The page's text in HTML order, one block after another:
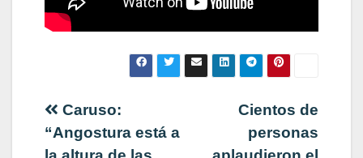
Navegación
Cientos de
personas
Caruso:
“Angostura está a